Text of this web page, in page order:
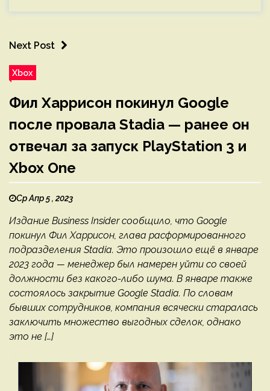
Next Post
Xbox
Фил Харрисон покинул Google
после провала Stadia — ранее он
отвечал за запуск PlayStation 3 и
Xbox One
Ср Апр 5 , 2023
Издание Business Insider сообщило, что Google
покинул Фил Харрисон, глава расформированного
подразделения Stadia. Это произошло ещё в январе
2023 года — менеджер был намерен уйти со своей
должности без какого-либо шума. В январе также
состоялось закрытие Google Stadia. По словам
бывших сотрудников, компания всячески старалась
заключить множество выгодных сделок, однако
это не […]